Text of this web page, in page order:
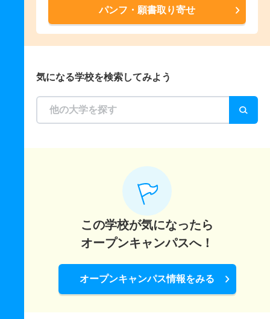
パンフ・願書取り寄せ
気になる学校を検索してみよう
この学校が気になったら
オープンキャンパスへ！
オープンキャンパス情報をみる